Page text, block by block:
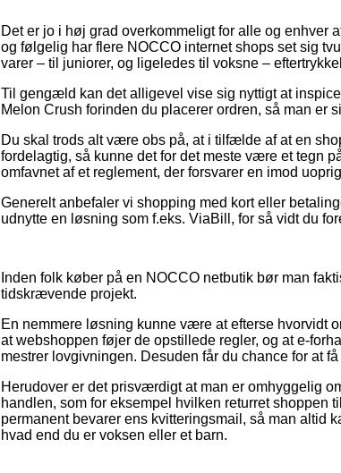
Det er jo i høj grad overkommeligt for alle og enhver
og følgelig har flere NOCCO internet shops set sig
varer – til juniorer, og ligeledes til voksne –
Til gengæld kan det alligevel vise sig nyttigt at
Melon Crush forinden du placerer ordren, så man er
Du skal trods alt være obs på, at i tilfælde af at en
fordelagtig, så kunne det for det meste være et tegn
omfavnet af et reglement, der forsvarer en imod
Generelt anbefaler vi shopping med kort eller
udnytte en løsning som f.eks. ViaBill, for så vidt du
Inden folk køber på en NOCCO netbutik bør man
tidskrævende projekt.
En nemmere løsning kunne være at efterse hvorvidt
at webshoppen føjer de opstillede regler, og at e-
mestrer lovgivningen. Desuden får du chance for at
Herudover er det prisværdigt at man er omhyggelig
handlen, som for eksempel hvilken returret shoppen
permanent bevarer ens kvitteringsmail, så man altid
hvad end du er voksen eller et barn.